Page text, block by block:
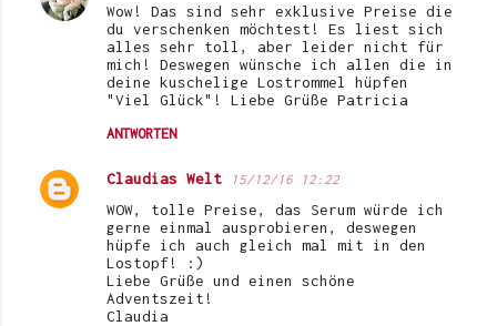
Wow! Das sind sehr exklusive Preise die
du verschenken möchtest! Es liest sich
alles sehr toll, aber leider nicht für
mich! Deswegen wünsche ich allen die in
deine kuschelige Lostrommel hüpfen
"Viel Glück"! Liebe Grüße Patricia
ANTWORTEN
Claudias Welt 15/12/16 12:22
WOW, tolle Preise, das Serum würde ich
gerne einmal ausprobieren, deswegen
hüpfe ich auch gleich mal mit in den
Lostopf! :)
Liebe Grüße und einen schöne
Adventszeit!
Claudia